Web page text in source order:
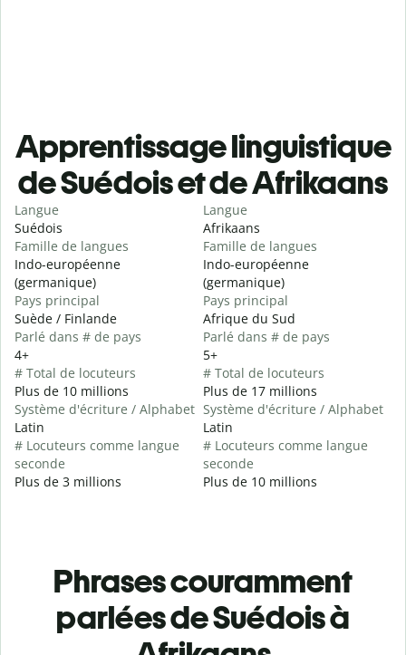
Apprentissage linguistique
de Suédois et de Afrikaans
Langue
Suédois
Famille de langues
Indo-européenne
(germanique)
Pays principal
Suède / Finlande
Parlé dans # de pays
4+
# Total de locuteurs
Plus de 10 millions
Système d'écriture / Alphabet
Latin
# Locuteurs comme langue
seconde
Plus de 3 millions
Langue
Afrikaans
Famille de langues
Indo-européenne
(germanique)
Pays principal
Afrique du Sud
Parlé dans # de pays
5+
# Total de locuteurs
Plus de 17 millions
Système d'écriture / Alphabet
Latin
# Locuteurs comme langue
seconde
Plus de 10 millions
Phrases couramment
parlées de Suédois à